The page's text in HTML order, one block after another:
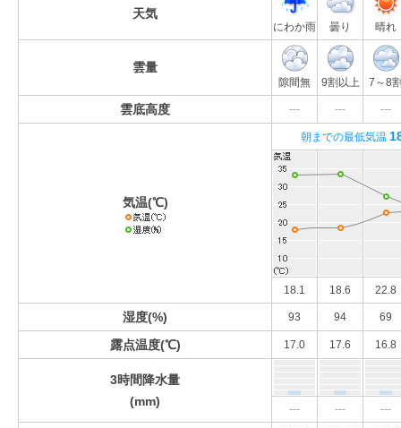
天気
にわか雨 曇り 晴れ
雲量
隙間無 9割以上 7～8
雲底高度 --- --- ---
気温(℃)
朝までの最低気温
18.1 18.6 22.8
湿度(%) 93 94 69
露点温度(℃) 17.0 17.6 16.8
3時間降水量
(mm)
--- --- ---